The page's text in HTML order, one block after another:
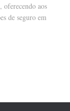
oferecendo aos
de seguro em